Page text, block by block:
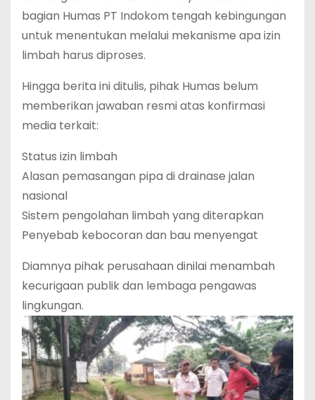
bagian Humas PT Indokom tengah kebingungan
untuk menentukan melalui mekanisme apa izin
limbah harus diproses.
Hingga berita ini ditulis, pihak Humas belum
memberikan jawaban resmi atas konfirmasi
media terkait:
Status izin limbah
Alasan pemasangan pipa di drainase jalan
nasional
Sistem pengolahan limbah yang diterapkan
Penyebab kebocoran dan bau menyengat
Diamnya pihak perusahaan dinilai menambah
kecurigaan publik dan lembaga pengawas
lingkungan.